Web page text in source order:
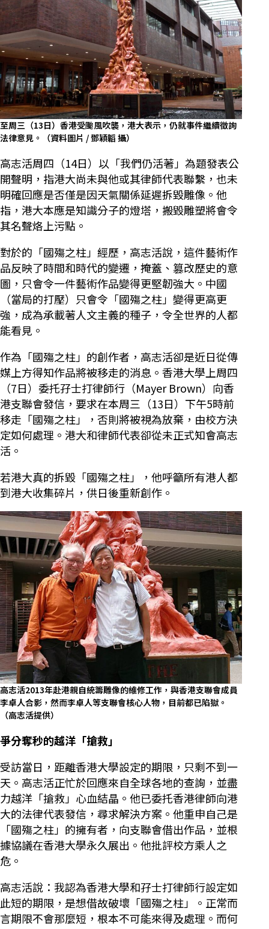
至周三（13日）香港受颱風吹襲，港大表示，仍就事件繼續徵詢
法律意見。（資料圖片 / 鄧穎韜 攝）
高志活周四（14日）以「我們仍活著」為題發表公
開聲明，指港大尚未與他或其律師代表聯繫，也未
明確回應是否僅是因天氣關係延遲拆毀雕像。他
指，港大本應是知識分子的燈塔，搬毀雕塑將會令
其名聲烙上污點。
對於的「國殤之柱」經歷，高志活說，這件藝術作
品反映了時間和時代的變遷，掩蓋、篡改歷史的意
圖，只會令一件藝術作品變得更堅韌強大。中國
（當局的打壓）只會令「國殤之柱」變得更高更
強，成為承載著人文主義的種子，令全世界的人都
能看見。
作為「國殤之柱」的創作者，高志活卻是近日從傳
媒上方得知作品將被移走的消息。香港大學上周四
（7日）委托孖士打律師行（Mayer Brown）向香
港支聯會發信，要求在本周三（13日）下午5時前
移走「國殤之柱」，否則將被視為放棄，由校方決
定如何處理。港大和律師代表卻從未正式知會高志
活。
若港大真的拆毀「國殤之柱」，他呼籲所有港人都
到港大收集碎片，供日後重新創作。
高志活2013年赴港親自統籌雕像的維修工作，與香港支聯會成員
李卓人合影，然而李卓人等支聯會核心人物，目前都已陷獄。
（高志活提供）
爭分奪秒的越洋「搶救」
受訪當日，距離香港大學設定的期限，只剩不到一
天。高志活正忙於回應來自全球各地的查詢，並盡
力越洋「搶救」心血結晶。他已委托香港律師向港
大的法律代表發信，尋求解決方案。他重申自己是
「國殤之柱」的擁有者，向支聯會借出作品，並根
據協議在香港大學永久展出。他批評校方乘人之
危。
高志活說：我認為香港大學和孖士打律師行設定如
此短的期限，是想借故破壞「國殤之柱」。正常而
言期限不會那麼短，根本不可能來得及處理。而何